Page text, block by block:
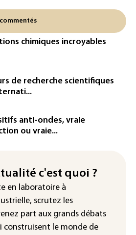
autonomes: la
voie à leur
3,4 milliards
future constellation
racheté par
d'Alançon
française de maïs
progressif de la
prochains jours en
chimiques incroyables
de recherche scientifiques
anti-ondes, vraie
ou vraie...
c'est quoi ?
en laboratoire à
scrutez les
part aux grands débats
construisent le monde de